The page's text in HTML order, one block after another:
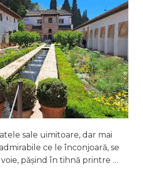
sale uimitoare, dar mai
ce le înconjoară, se
pășind în tihnă printre …